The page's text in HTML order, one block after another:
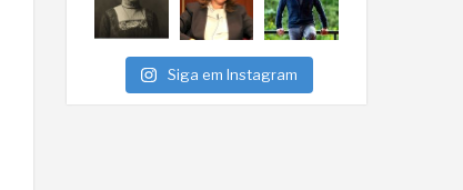
Siga em Instagram